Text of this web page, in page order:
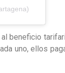
beneficio
uno, ellos